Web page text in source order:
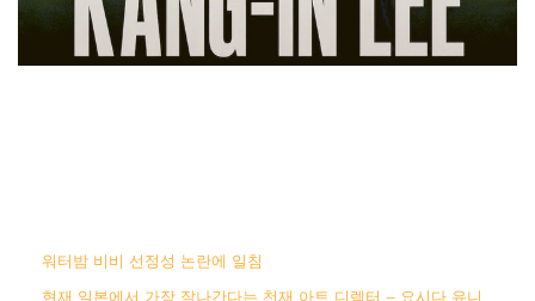
워터밤 비비 선정성 논란에 일침
현재 일본에서 가장 잘나간다는 천재 아트 디렉터 – 요시다 유니